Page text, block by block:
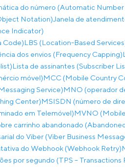
do número (Automatic
Notation)Janela de
Indicator)
Code)LBS (Location-Based
dos envios (Frequency Capping)
Lista de assinantes (Subscriber
móvel)MCC (Mobile Country
Service)MNO (operador
Center)MSISDN (número de
em Telemóvel)MVNO
carrinho abandonado
do Viber (Viber Business
do Webhook (Webhook Retry)
por segundo (TPS – Transactions